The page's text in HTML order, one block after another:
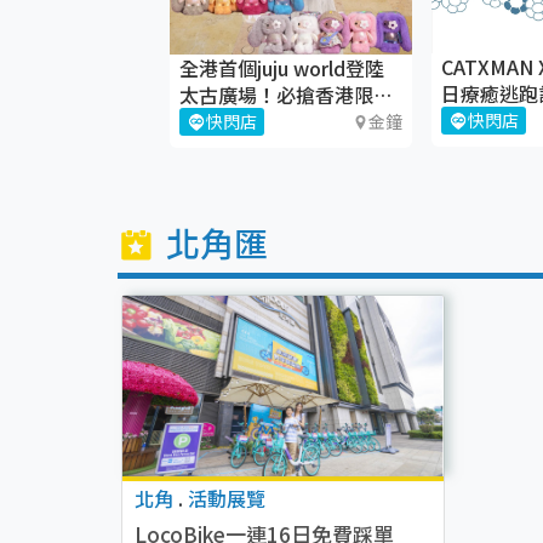
全港首個juju world登陸
太古廣場！必搶香港限定
juju盲盒
快閃店 金鐘
CATXMAN
日療癒逃
快閃店
北角匯
北角 . 活動展覽
LocoBike一連16日免費踩單